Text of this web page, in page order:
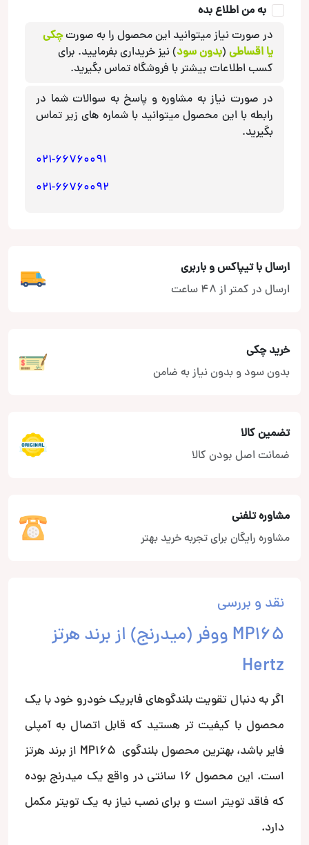
به من اطلاع بده
در صورت نیاز میتوانید این محصول را به صورتچکی
یا اقساطی (بدون سود) نیز خریداری بفرمایید. برای
کسب اطلاعات بیشتر با فروشگاه تماس بگیرید.
در صورت نیاز به مشاوره و پاسخ به سوالات شما در
رابطه با این محصول میتوانید با شماره های زیر تماس
بگیرید.
021-66760091
021-66760092
ارسال با تیپاکس و باربری
ارسال در کمتر از 48 ساعت
خرید چکی
بدون سود و بدون نیاز به ضامن
تضمین کالا
ضمانت اصل بودن کالا
مشاوره تلفنی
مشاوره رایگان برای تجربه خرید بهتر
نقد و بررسی
MP165 ووفر (میدرنج) از برند هرتز
Hertz
اگر به دنبال تقویت بلندگوهای فابریک خودرو خود با یک
محصول با کیفیت تر هستید که قابل اتصال به آمپلی
فایر باشد، بهترین محصول بلندگوی MP165 از برند هرتز
است. این محصول 16 سانتی در واقع یک میدرنج بوده
که فاقد تویتر است و برای نصب نیاز به یک تویتر مکمل
دارد.